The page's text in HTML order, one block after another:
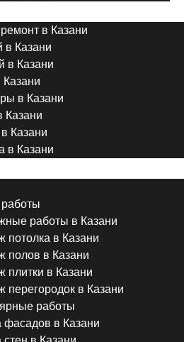
в Казани
в Казани
в Казани
в Казани
Казани
Казани
в Казани
работы в Казани
потолка в Казани
полов в Казани
плитки в Казани
перегородок в Казани
работы
фасадов в Казани